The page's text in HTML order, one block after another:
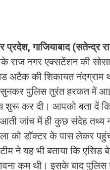
प्रदेश, गाजियाबाद (सतेन्द्र
राज नगर एक्सटेंशन की
अटैक की शिकायत नंदग्राम
पुलिस तुरंत हरकत में
शुरू कर दी। आपको बता दें
जांच में ही कुछ संदेह
को डॉक्टर के पास लेकर
ने यह भी बताया कि एसिड
कम थी। इसके बाद